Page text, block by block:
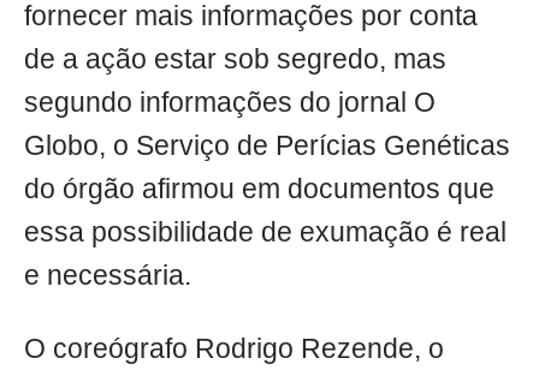
fornecer mais informações por conta
de a ação estar sob segredo, mas
segundo informações do jornal O
Globo, o Serviço de Perícias Genéticas
do órgão afirmou em documentos que
essa possibilidade de exumação é real
e necessária.
O coreógrafo Rodrigo Rezende, o